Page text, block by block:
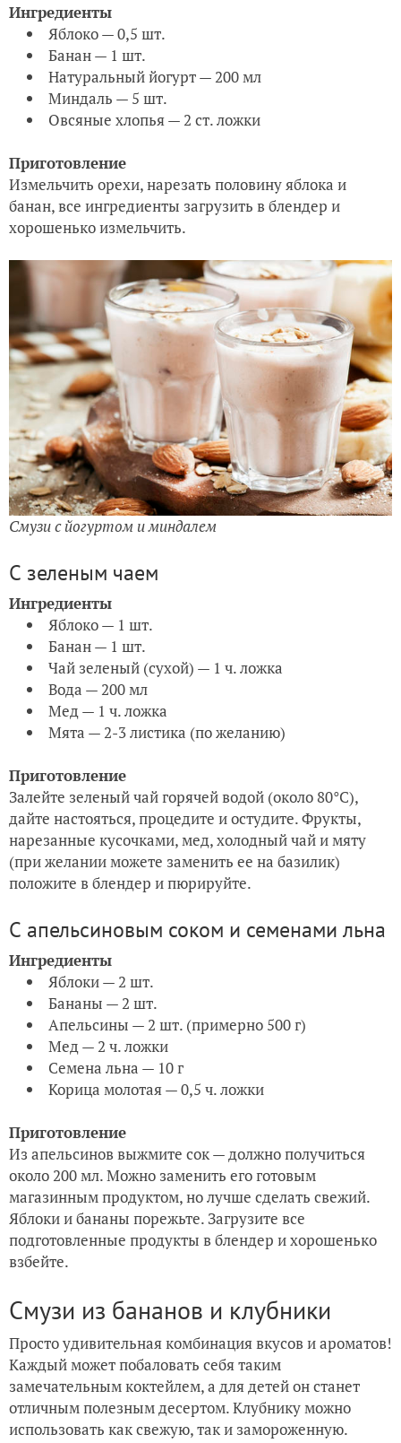
Ингредиенты
Яблоко — 0,5 шт.
Банан — 1 шт.
Натуральный йогурт — 200 мл
Миндаль — 5 шт.
Овсяные хлопья — 2 ст. ложки
Приготовление
Измельчить орехи, нарезать половину яблока и
банан, все ингредиенты загрузить в блендер и
хорошенько измельчить.
Смузи с йогуртом и миндалем
С зеленым чаем
Ингредиенты
Яблоко — 1 шт.
Банан — 1 шт.
Чай зеленый (сухой) — 1 ч. ложка
Вода — 200 мл
Мед — 1 ч. ложка
Мята — 2-3 листика (по желанию)
Приготовление
Залейте зеленый чай горячей водой (около 80°С),
дайте настояться, процедите и остудите. Фрукты,
нарезанные кусочками, мед, холодный чай и мяту
(при желании можете заменить ее на базилик)
положите в блендер и пюрируйте.
С апельсиновым соком и семенами льна
Ингредиенты
Яблоки — 2 шт.
Бананы — 2 шт.
Апельсины — 2 шт. (примерно 500 г)
Мед — 2 ч. ложки
Семена льна — 10 г
Корица молотая — 0,5 ч. ложки
Приготовление
Из апельсинов выжмите сок — должно получиться
около 200 мл. Можно заменить его готовым
магазинным продуктом, но лучше сделать свежий.
Яблоки и бананы порежьте. Загрузите все
подготовленные продукты в блендер и хорошенько
взбейте.
Смузи из бананов и клубники
Просто удивительная комбинация вкусов и ароматов!
Каждый может побаловать себя таким
замечательным коктейлем, а для детей он станет
отличным полезным десертом. Клубнику можно
использовать как свежую, так и замороженную.